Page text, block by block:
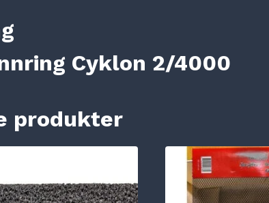
Cyklon 2/4000
produkter